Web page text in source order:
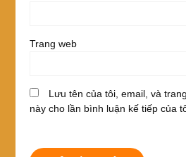
Trang web
Lưu tên của tôi, email, và
này cho lần bình luận kế tiếp của